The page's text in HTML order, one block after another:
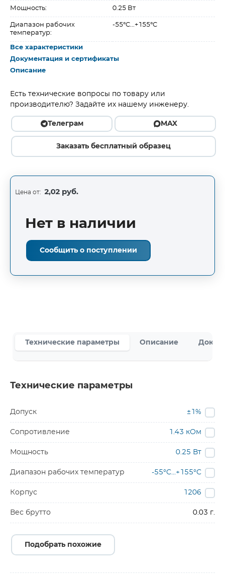
Мощность: 0.25 Вт
Диапазон рабочих
температур:
-55°C...+155°C
Все характеристики
Документация и сертификаты
Описание
Есть технические вопросы по товару или
производителю? Задайте их нашему инженеру.
Телеграм MAX
Заказать бесплатный образец
Цена от: 2,02 руб.
Нет в наличии
Сообщить о поступлении
Технические параметры Описание
Технические параметры
Допуск ±1%
Сопротивление 1.43 кОм
Мощность 0.25 Вт
Диапазон рабочих температур -55°C...+155°C
Корпус 1206
Вес брутто 0.03 г.
Подобрать похожие